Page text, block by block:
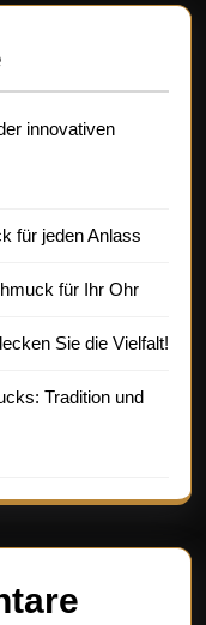
innovativen
für jeden Anlass
für Ihr Ohr
Sie die Vielfalt!
Tradition und